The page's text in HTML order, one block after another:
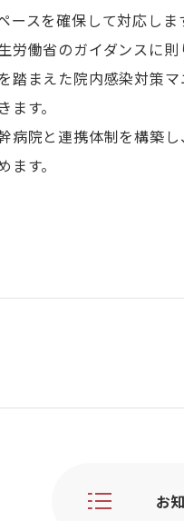
スを確保して対応しま
働省のガイダンスに則
まえた院内感染対策
す。
院と連携体制を構築
ます。
お